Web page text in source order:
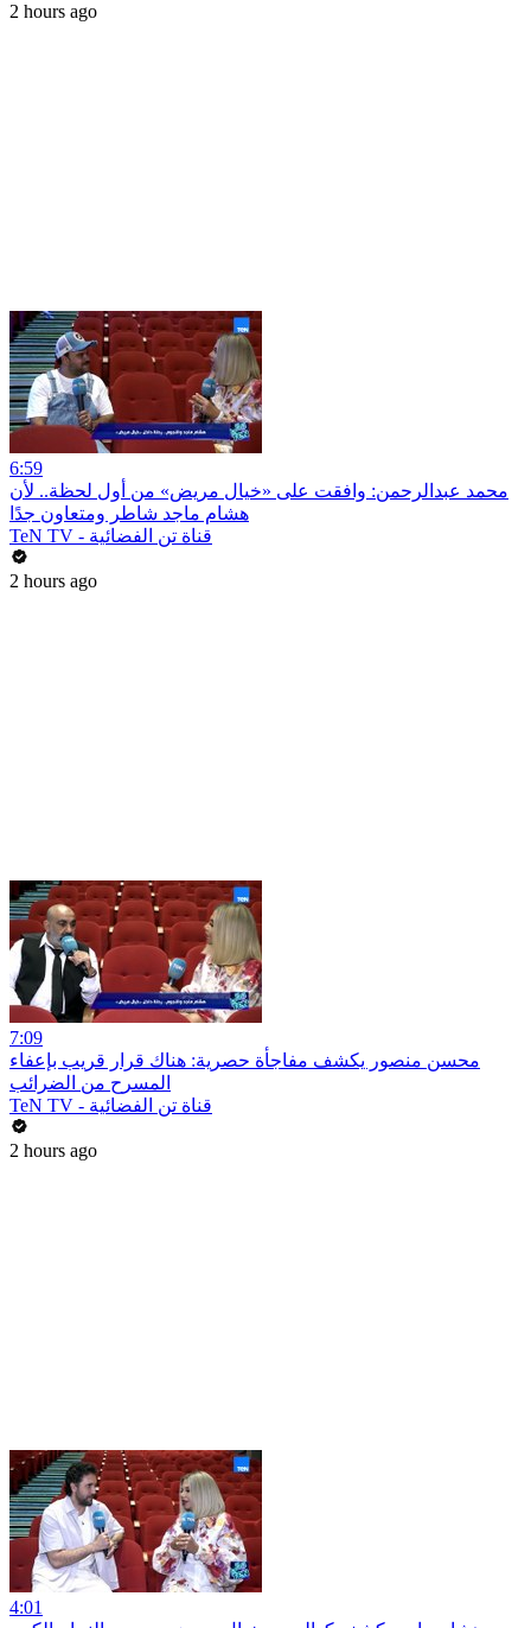
2 hours ago
6:59
محمد عبدالرحمن: وافقت على «خيال مريض» من أول لحظة.. لأن
هشام ماجد شاطر ومتعاون جدًا
TeN TV - قناة تن الفضائية
2 hours ago
7:09
محسن منصور يكشف مفاجأة حصرية: هناك قرار قريب بإعفاء
المسرح من الضرائب
TeN TV - قناة تن الفضائية
2 hours ago
4:01